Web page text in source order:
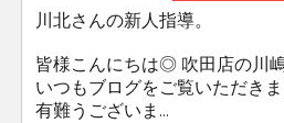
川北さんの新人指導。
皆様こんにちは◎ 吹田店の川
いつもブログをご覧いただき
有難うございま...